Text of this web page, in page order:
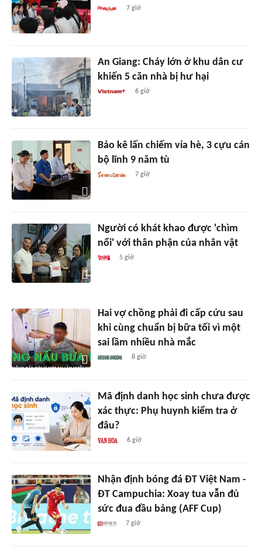
7 giờ
An Giang: Cháy lớn ở khu dân cư
khiến 5 căn nhà bị hư hại
6 giờ
Bảo kê lấn chiếm vỉa hè, 3 cựu cán
bộ lĩnh 9 năm tù
7 giờ
Người có khát khao được 'chìm
nổi' với thân phận của nhân vật
5 giờ
Hai vợ chồng phải đi cấp cứu sau
khi cùng chuẩn bị bữa tối vì một
sai lầm nhiều nhà mắc
8 giờ
Mã định danh học sinh chưa được
xác thực: Phụ huynh kiểm tra ở
đâu?
6 giờ
Nhận định bóng đá ĐT Việt Nam -
ĐT Campuchia: Xoay tua vẫn đủ
sức đua đầu bảng (AFF Cup)
7 giờ